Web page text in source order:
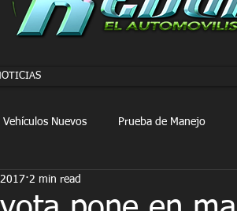
Vehículos Nuevos Prueba de Manejo
FORMULA E
2017 2 min read